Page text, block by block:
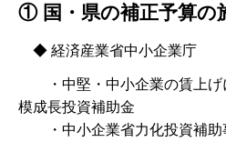
① 国・県の補正予算の
◆ 経済産業省中小企業庁
・中堅・中小企業の賃上げ
模成長投資補助金
・中小企業省力化投資補助